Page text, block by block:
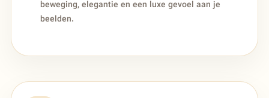
beweging, elegantie en een luxe gevoel aan je
beelden.